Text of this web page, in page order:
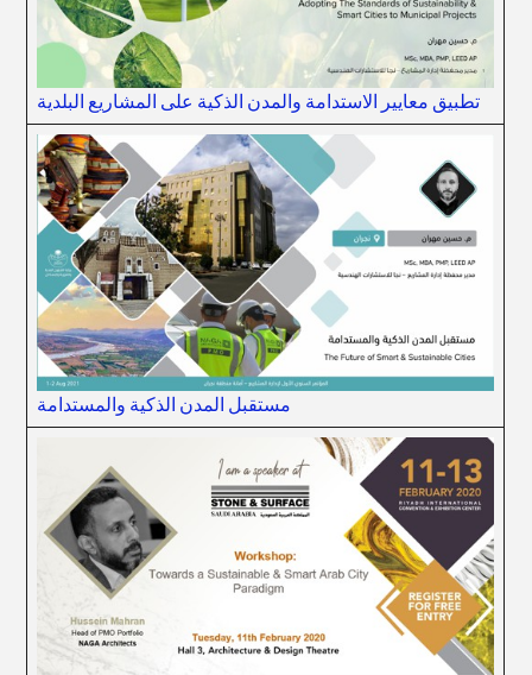
تطبيق معايير الاستدامة والمدن الذكية على المشاريع البلدية
مستقبل المدن الذكية والمستدامة